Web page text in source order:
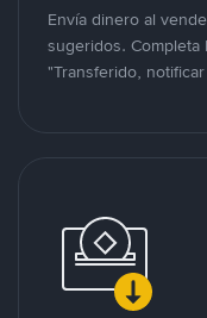
Envía dinero al
sugeridos. Completa
"Transferido,